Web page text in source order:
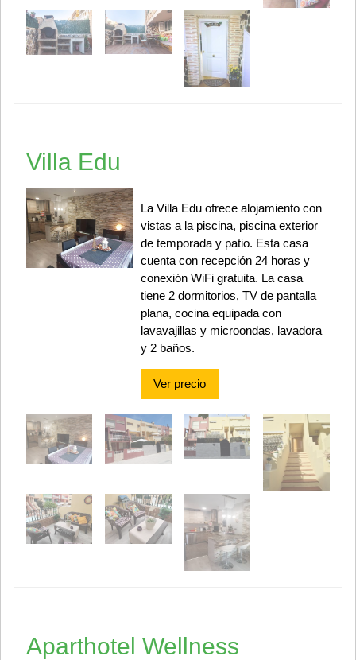
Villa Edu
La Villa Edu ofrece alojamiento con
vistas a la piscina, piscina exterior
de temporada y patio. Esta casa
cuenta con recepción 24 horas y
conexión WiFi gratuita. La casa
tiene 2 dormitorios, TV de pantalla
plana, cocina equipada con
lavavajillas y microondas, lavadora
y 2 baños.
Ver precio
Aparthotel Wellness